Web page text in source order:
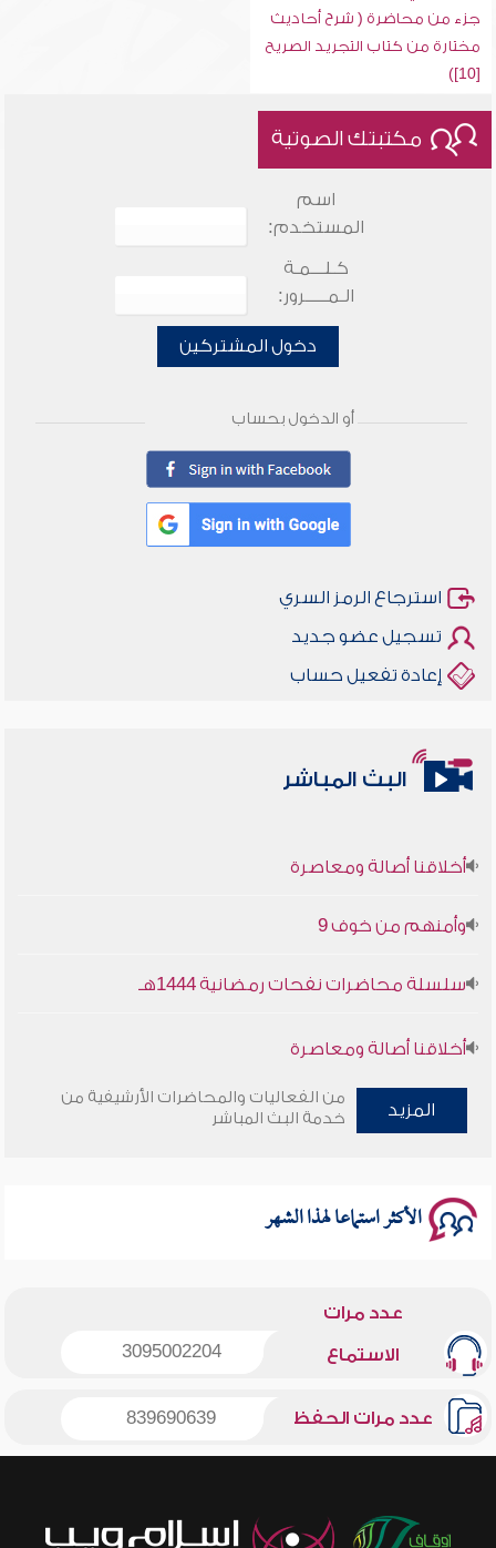
جزء من محاضرة ( شرح أحاديث
مختارة من كتاب التجريد الصريح
[10])
مكتبتك الصوتية
اسم
المستخدم:
كـلـــمـة
الـمـــــرور:
دخول المشتركين
أو الدخول بحساب
استرجاع الرمز السري
تسجيل عضو جديد
إعادة تفعيل حساب
البث المباشر
أخلاقنا أصالة ومعاصرة
وأمنهم من خوف 9
سلسلة محاضرات نفحات رمضانية 1444هـ
أخلاقنا أصالة ومعاصرة
وأمنهم من خوف 9
المزيد
من الفعاليات والمحاضرات الأرشيفية من
خدمة البث المباشر
الأكثر استماعا لهذا الشهر
عدد مرات
الاستماع 3095002204
عدد مرات الحفظ 839690639